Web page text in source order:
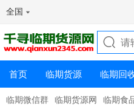
全国
首页 临期货源 临期回
临期微信群 临期货源网 临期食